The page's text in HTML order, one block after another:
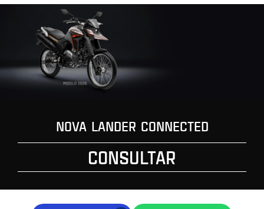
NOVA LANDER CONNECTED
CONSULTAR